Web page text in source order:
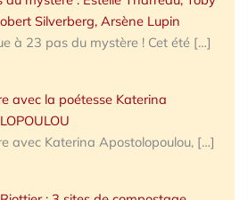
Silverberg, Arsène Lupin
à 23 pas du mystère ! Cet été […]
avec la poétesse Katerina
avec Katerina Apostolopoulou, […]